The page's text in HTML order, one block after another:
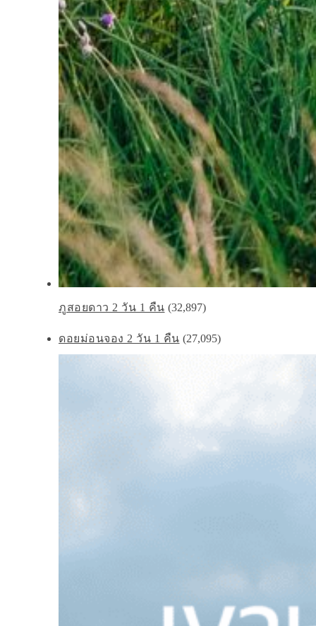
ภูสอยดาว 2 วัน 1 คืน (32,897)
ดอยม่อนจอง 2 วัน 1 คืน (27,095)